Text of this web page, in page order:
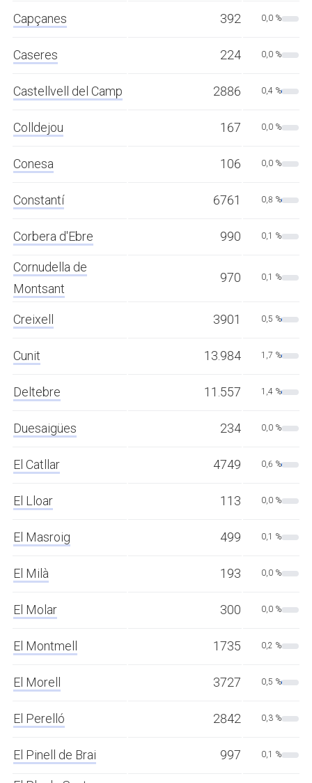
Capçanes 392 0,0 %
Caseres 224 0,0 %
Castellvell del Camp 2886 0,4 %
Colldejou 167 0,0 %
Conesa 106 0,0 %
Constantí 6761 0,8 %
Corbera d'Ebre 990 0,1 %
Cornudella de
Montsant
970 0,1 %
Creixell 3901 0,5 %
Cunit 13.984 1,7 %
Deltebre 11.557 1,4 %
Duesaigües 234 0,0 %
El Catllar 4749 0,6 %
El Lloar 113 0,0 %
El Masroig 499 0,1 %
El Milà 193 0,0 %
El Molar 300 0,0 %
El Montmell 1735 0,2 %
El Morell 3727 0,5 %
El Perelló 2842 0,3 %
El Pinell de Brai 997 0,1 %